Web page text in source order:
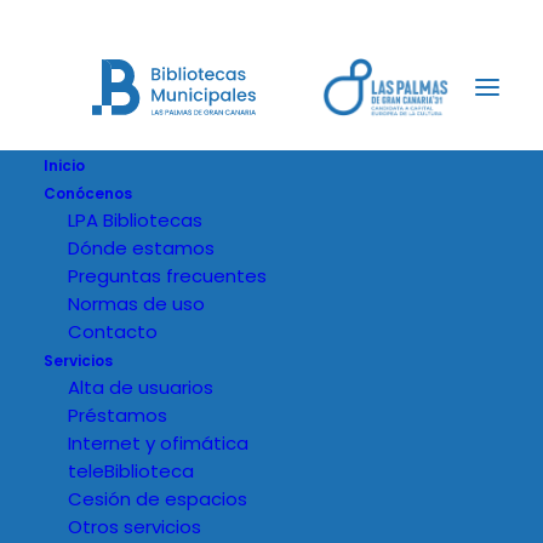
Inicio
Conócenos
LPA Bibliotecas
Dónde estamos
Preguntas frecuentes
Normas de uso
Contacto
Servicios
Alta de usuarios
Préstamos
Internet y ofimática
teleBiblioteca
Cesión de espacios
Otros servicios